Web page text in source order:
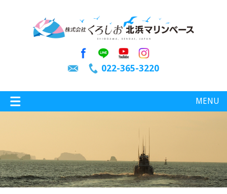
022-365-3220
MENU
特選情報 釣り情報